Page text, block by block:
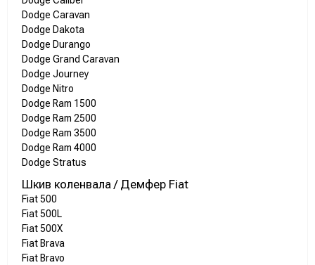
Dodge Caravan
Dodge Dakota
Dodge Durango
Dodge Grand Caravan
Dodge Journey
Dodge Nitro
Dodge Ram 1500
Dodge Ram 2500
Dodge Ram 3500
Dodge Ram 4000
Dodge Stratus
Шкив коленвала / Демфер Fiat
Fiat 500
Fiat 500L
Fiat 500X
Fiat Brava
Fiat Bravo